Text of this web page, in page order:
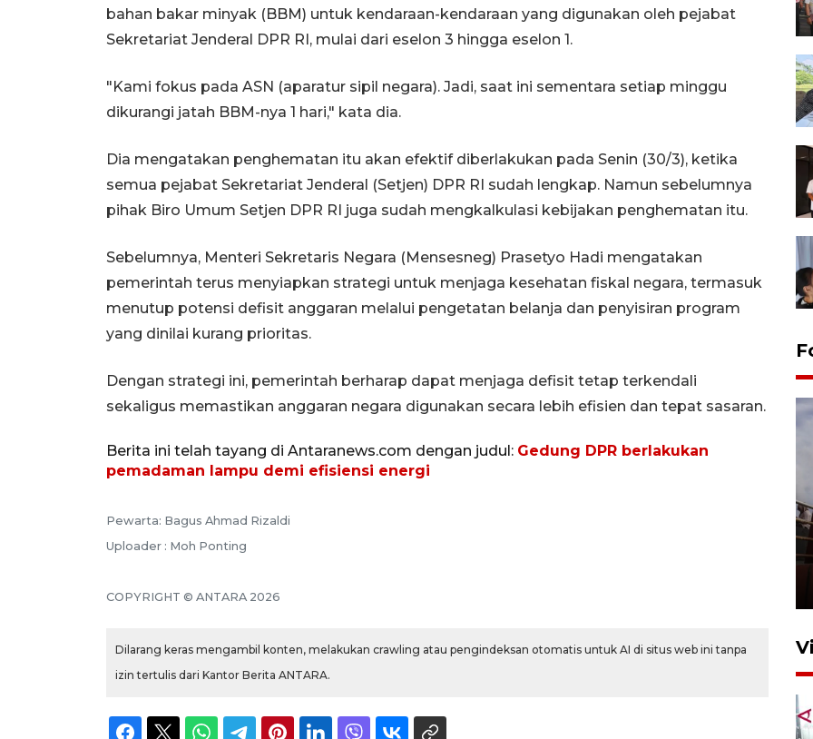
bahan bakar minyak (BBM) untuk kendaraan-kendaraan yang digunakan oleh pejabat
Sekretariat Jenderal DPR RI, mulai dari eselon 3 hingga eselon 1.
"Kami fokus pada ASN (aparatur sipil negara). Jadi, saat ini sementara setiap minggu
dikurangi jatah BBM-nya 1 hari," kata dia.
Dia mengatakan penghematan itu akan efektif diberlakukan pada Senin (30/3), ketika
semua pejabat Sekretariat Jenderal (Setjen) DPR RI sudah lengkap. Namun sebelumnya
pihak Biro Umum Setjen DPR RI juga sudah mengkalkulasi kebijakan penghematan itu.
Sebelumnya, Menteri Sekretaris Negara (Mensesneg) Prasetyo Hadi mengatakan
pemerintah terus menyiapkan strategi untuk menjaga kesehatan fiskal negara, termasuk
menutup potensi defisit anggaran melalui pengetatan belanja dan penyisiran program
yang dinilai kurang prioritas.
Dengan strategi ini, pemerintah berharap dapat menjaga defisit tetap terkendali
sekaligus memastikan anggaran negara digunakan secara lebih efisien dan tepat sasaran.
Berita ini telah tayang di Antaranews.com dengan judul: Gedung DPR berlakukan
pemadaman lampu demi efisiensi energi
Pewarta: Bagus Ahmad Rizaldi
Uploader : Moh Ponting
COPYRIGHT © ANTARA 2026
Dilarang keras mengambil konten, melakukan crawling atau pengindeksan otomatis untuk AI di situs web ini tanpa
izin tertulis dari Kantor Berita ANTARA.